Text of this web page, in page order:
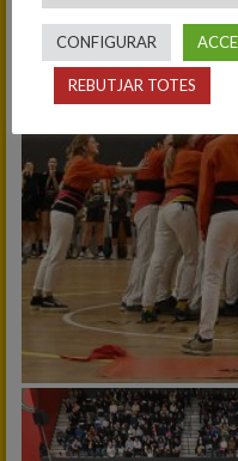
CONFIGURAR
REBUTJAR TOTES